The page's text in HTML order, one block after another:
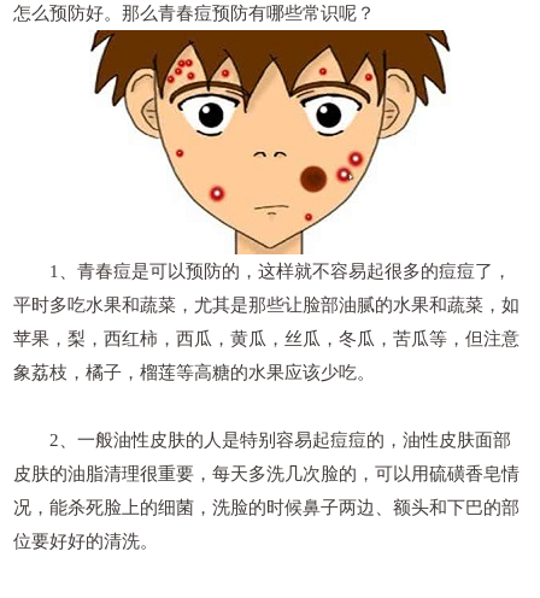
怎么预防好。那么青春痘预防有哪些常识呢？
1、青春痘是可以预防的，这样就不容易起很多的痘痘了，
平时多吃水果和蔬菜，尤其是那些让脸部油腻的水果和蔬菜，如
苹果，梨，西红柿，西瓜，黄瓜，丝瓜，冬瓜，苦瓜等，但注意
象荔枝，橘子，榴莲等高糖的水果应该少吃。
2、一般油性皮肤的人是特别容易起痘痘的，油性皮肤面部
皮肤的油脂清理很重要，每天多洗几次脸的，可以用硫磺香皂情
况，能杀死脸上的细菌，洗脸的时候鼻子两边、额头和下巴的部
位要好好的清洗。